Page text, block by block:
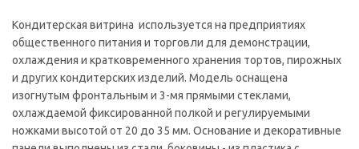
Кондитерская витрина используется на предприятиях
общественного питания и торговли для демонстрации,
охлаждения и кратковременного хранения тортов, пирожных
и других кондитерских изделий. Модель оснащена
изогнутым фронтальным и 3-мя прямыми стеклами,
охлаждаемой фиксированной полкой и регулируемыми
ножками высотой от 20 до 35 мм. Основание и декоративные